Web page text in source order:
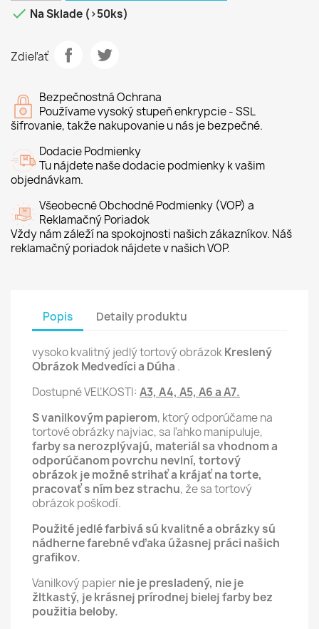
 Na Sklade (>50ks)
Zdieľať
Bezpečnostná Ochrana
Používame vysoký stupeň enkrypcie - SSL
šifrovanie, takže nakupovanie u nás je bezpečné.
Dodacie Podmienky
Tu nájdete naše dodacie podmienky k vašim
objednávkam.
Všeobecné Obchodné Podmienky (VOP) a
Reklamačný Poriadok
Vždy nám záleží na spokojnosti našich zákazníkov. Náš
reklamačný poriadok nájdete v našich VOP.
Popis Detaily produktu
vysoko kvalitný jedlý tortový obrázokKreslený
Obrázok Medvedíci a Dúha .
Dostupné VEĽKOSTI: A3, A4, A5, A6 a A7.
S vanilkovým papierom, ktorý odporúčame na
tortové obrázky najviac, sa ľahko manipuluje,
farby sa nerozplývajú, materiál sa vhodnom a
odporúčanom povrchu nevlní, tortový
obrázok je možné strihať a krájať na torte,
pracovať s ním bez strachu, že sa tortový
obrázok poškodí.
Použité jedlé farbivá sú kvalitné a obrázky sú
nádherne farebné vďaka úžasnej práci našich
grafikov.
Vanilkový papiernie je presladený, nie je
žltkastý, je krásnej prírodnej bielej farby bez
použitia beloby.